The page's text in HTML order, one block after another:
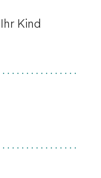
Kind